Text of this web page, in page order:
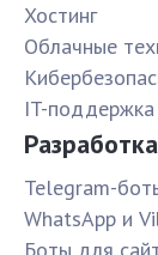
Хостинг
Облачные
IT-поддержка
Telegram-
WhatsApp и